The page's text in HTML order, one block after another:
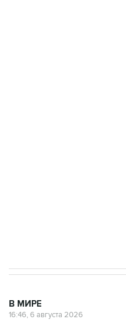
В МИРЕ
16:46, 6 августа 2026